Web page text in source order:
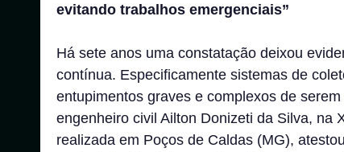
evitando trabalhos emergenciais”
Há sete anos uma constatação deixou
contínua. Especificamente sistemas de
entupimentos graves e complexos de
engenheiro civil Ailton Donizeti da Silva, na
realizada em Poços de Caldas (MG),